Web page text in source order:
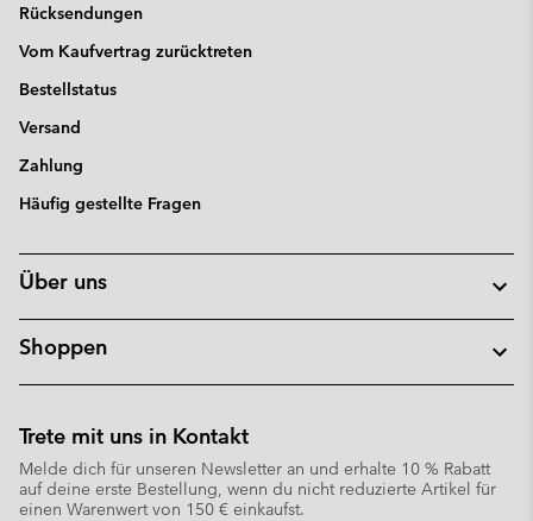
Rücksendungen
Vom Kaufvertrag zurücktreten
Bestellstatus
Versand
Zahlung
Häufig gestellte Fragen
Über uns
Shoppen
Trete mit uns in Kontakt
Melde dich für unseren Newsletter an und erhalte 10 % Rabatt
auf deine erste Bestellung, wenn du nicht reduzierte Artikel für
einen Warenwert von 150 € einkaufst.